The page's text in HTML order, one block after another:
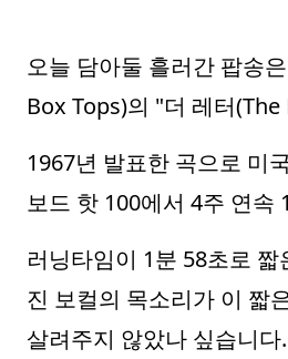
오늘 담아둘 흘러간 팝송
Box Tops)의 "더 레터
1967년 발표한 곡으로 미
보드 핫 100에서 4주 연속
러닝타임이 1분 58초로 짧
진 보컬의 목소리가 이 짧
살려주지 않았나 싶습니다.